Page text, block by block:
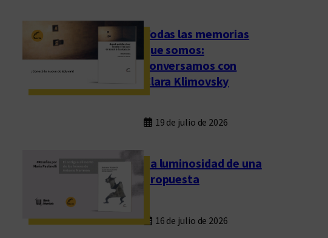
Todas las memorias
que somos:
conversamos con
Clara Klimovsky
19 de julio de 2026
La luminosidad de una
propuesta
16 de julio de 2026